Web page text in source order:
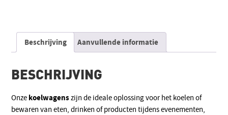
Beschrijving Aanvullende informatie
BESCHRIJVING
Onze koelwagenszijn de ideale oplossing voor het koelen of
bewaren van eten, drinken of producten tijdens evenementen,